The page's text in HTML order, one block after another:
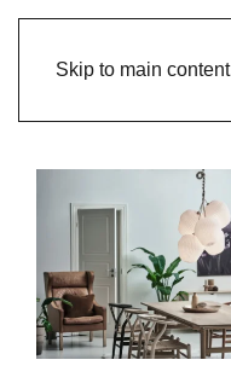
Skip to main content